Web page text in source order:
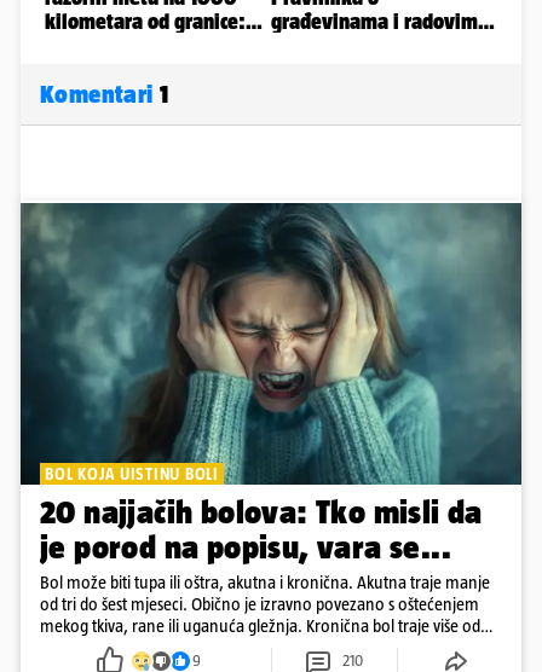
Komentari 1
BOL KOJA UISTINU BOLI
20 najjačih bolova: Tko misli da
je porod na popisu, vara se...
Bol može biti tupa ili oštra, akutna i kronična. Akutna traje manje
od tri do šest mjeseci. Obično je izravno povezano s oštećenjem
mekog tkiva, rane ili uganuća gležnja. Kronična bol traje više od
šest mjeseci
9 210